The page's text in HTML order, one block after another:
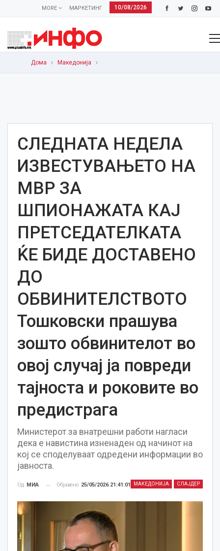
10/08/2026
МАРКЕТИНГ
MORE
Дома Македонија
СЛЕДНАТА НЕДЕЛА
ИЗВЕСТУВАЊЕТО НА
МВР ЗА
ШПИОНАЖАТА КАЈ
ПРЕТСЕДАТЕЛКАТА
ЌЕ БИДЕ ДОСТАВЕНО
ДО
ОБВИНИТЕЛСТВОТО
Тошковски прашува
зошто обвинителот во
овој случај ја повреди
тајноста и роковите во
предистрага
Министерот за внатрешни работи нагласи
дека е навистина изненаден од начинот на
кој се споделуваат одредени информации во
јавноста.
МАКЕДОНИЈА СЛАЈДЕР
Од МИА Објавено 25/05/2026 21:41:01